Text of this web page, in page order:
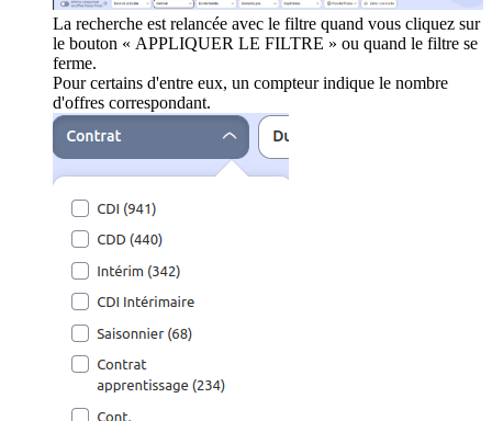
La recherche est relancée avec le filtre quand vous cliquez sur
le bouton « APPLIQUER LE FILTRE » ou quand le filtre se
ferme.
Pour certains d'entre eux, un compteur indique le nombre
d'offres correspondant.